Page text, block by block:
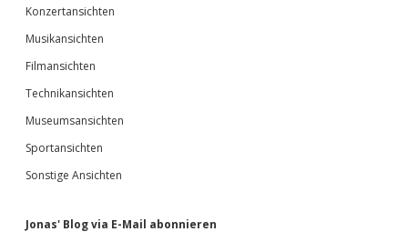
Konzertansichten
Musikansichten
Filmansichten
Technikansichten
Museumsansichten
Sportansichten
Sonstige Ansichten
Jonas' Blog via E-Mail abonnieren